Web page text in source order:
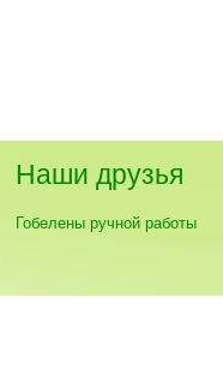
Наши друзья
Гобелены ручной работы